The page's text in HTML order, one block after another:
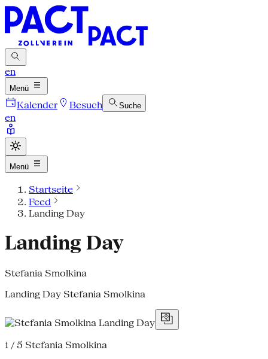
en
Menü
Kalender Besuch Suche
en
Menü
Startseite
Feed
Landing Day
Landing Day
Stefania Smolkina
Landing Day Stefania Smolkina
1 / 5 Stefania Smolkina